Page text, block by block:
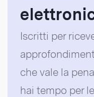
Iscritti per
che vale la
hai tempo per